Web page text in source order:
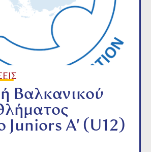
Βαλκανικού
Juniors A' (U12)